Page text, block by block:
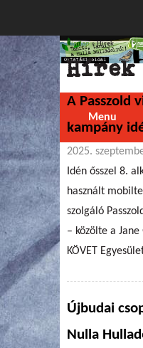
Menu
Jelenlegi hely
Címlap» Hírek
Hírek
A Passzold
kampány
2025.
Idén ősszel 8.
használt
szolgáló
– közölte a
KÖVET
Újbudai
Nulla